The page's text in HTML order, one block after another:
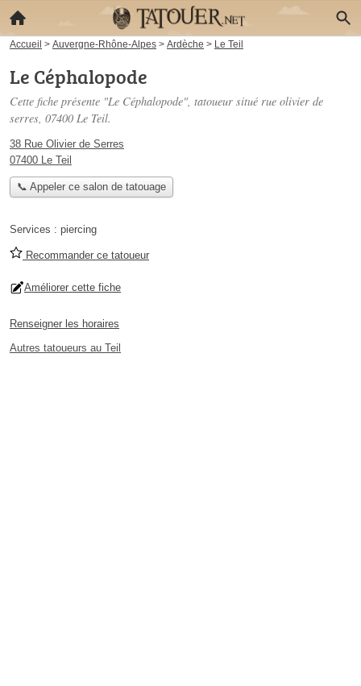
Accueil > Auvergne-Rhône-Alpes > Ardèche > Le Teil
Le Céphalopode
Cette fiche présente "Le Céphalopode", tatoueur situé rue olivier de
serres, 07400 Le Teil.
38 Rue Olivier de Serres
07400 Le Teil
📞 Appeler ce salon de tatouage
Services : piercing
Recommander ce tatoueur
Améliorer cette fiche
Renseigner les horaires
Autres tatoueurs au Teil